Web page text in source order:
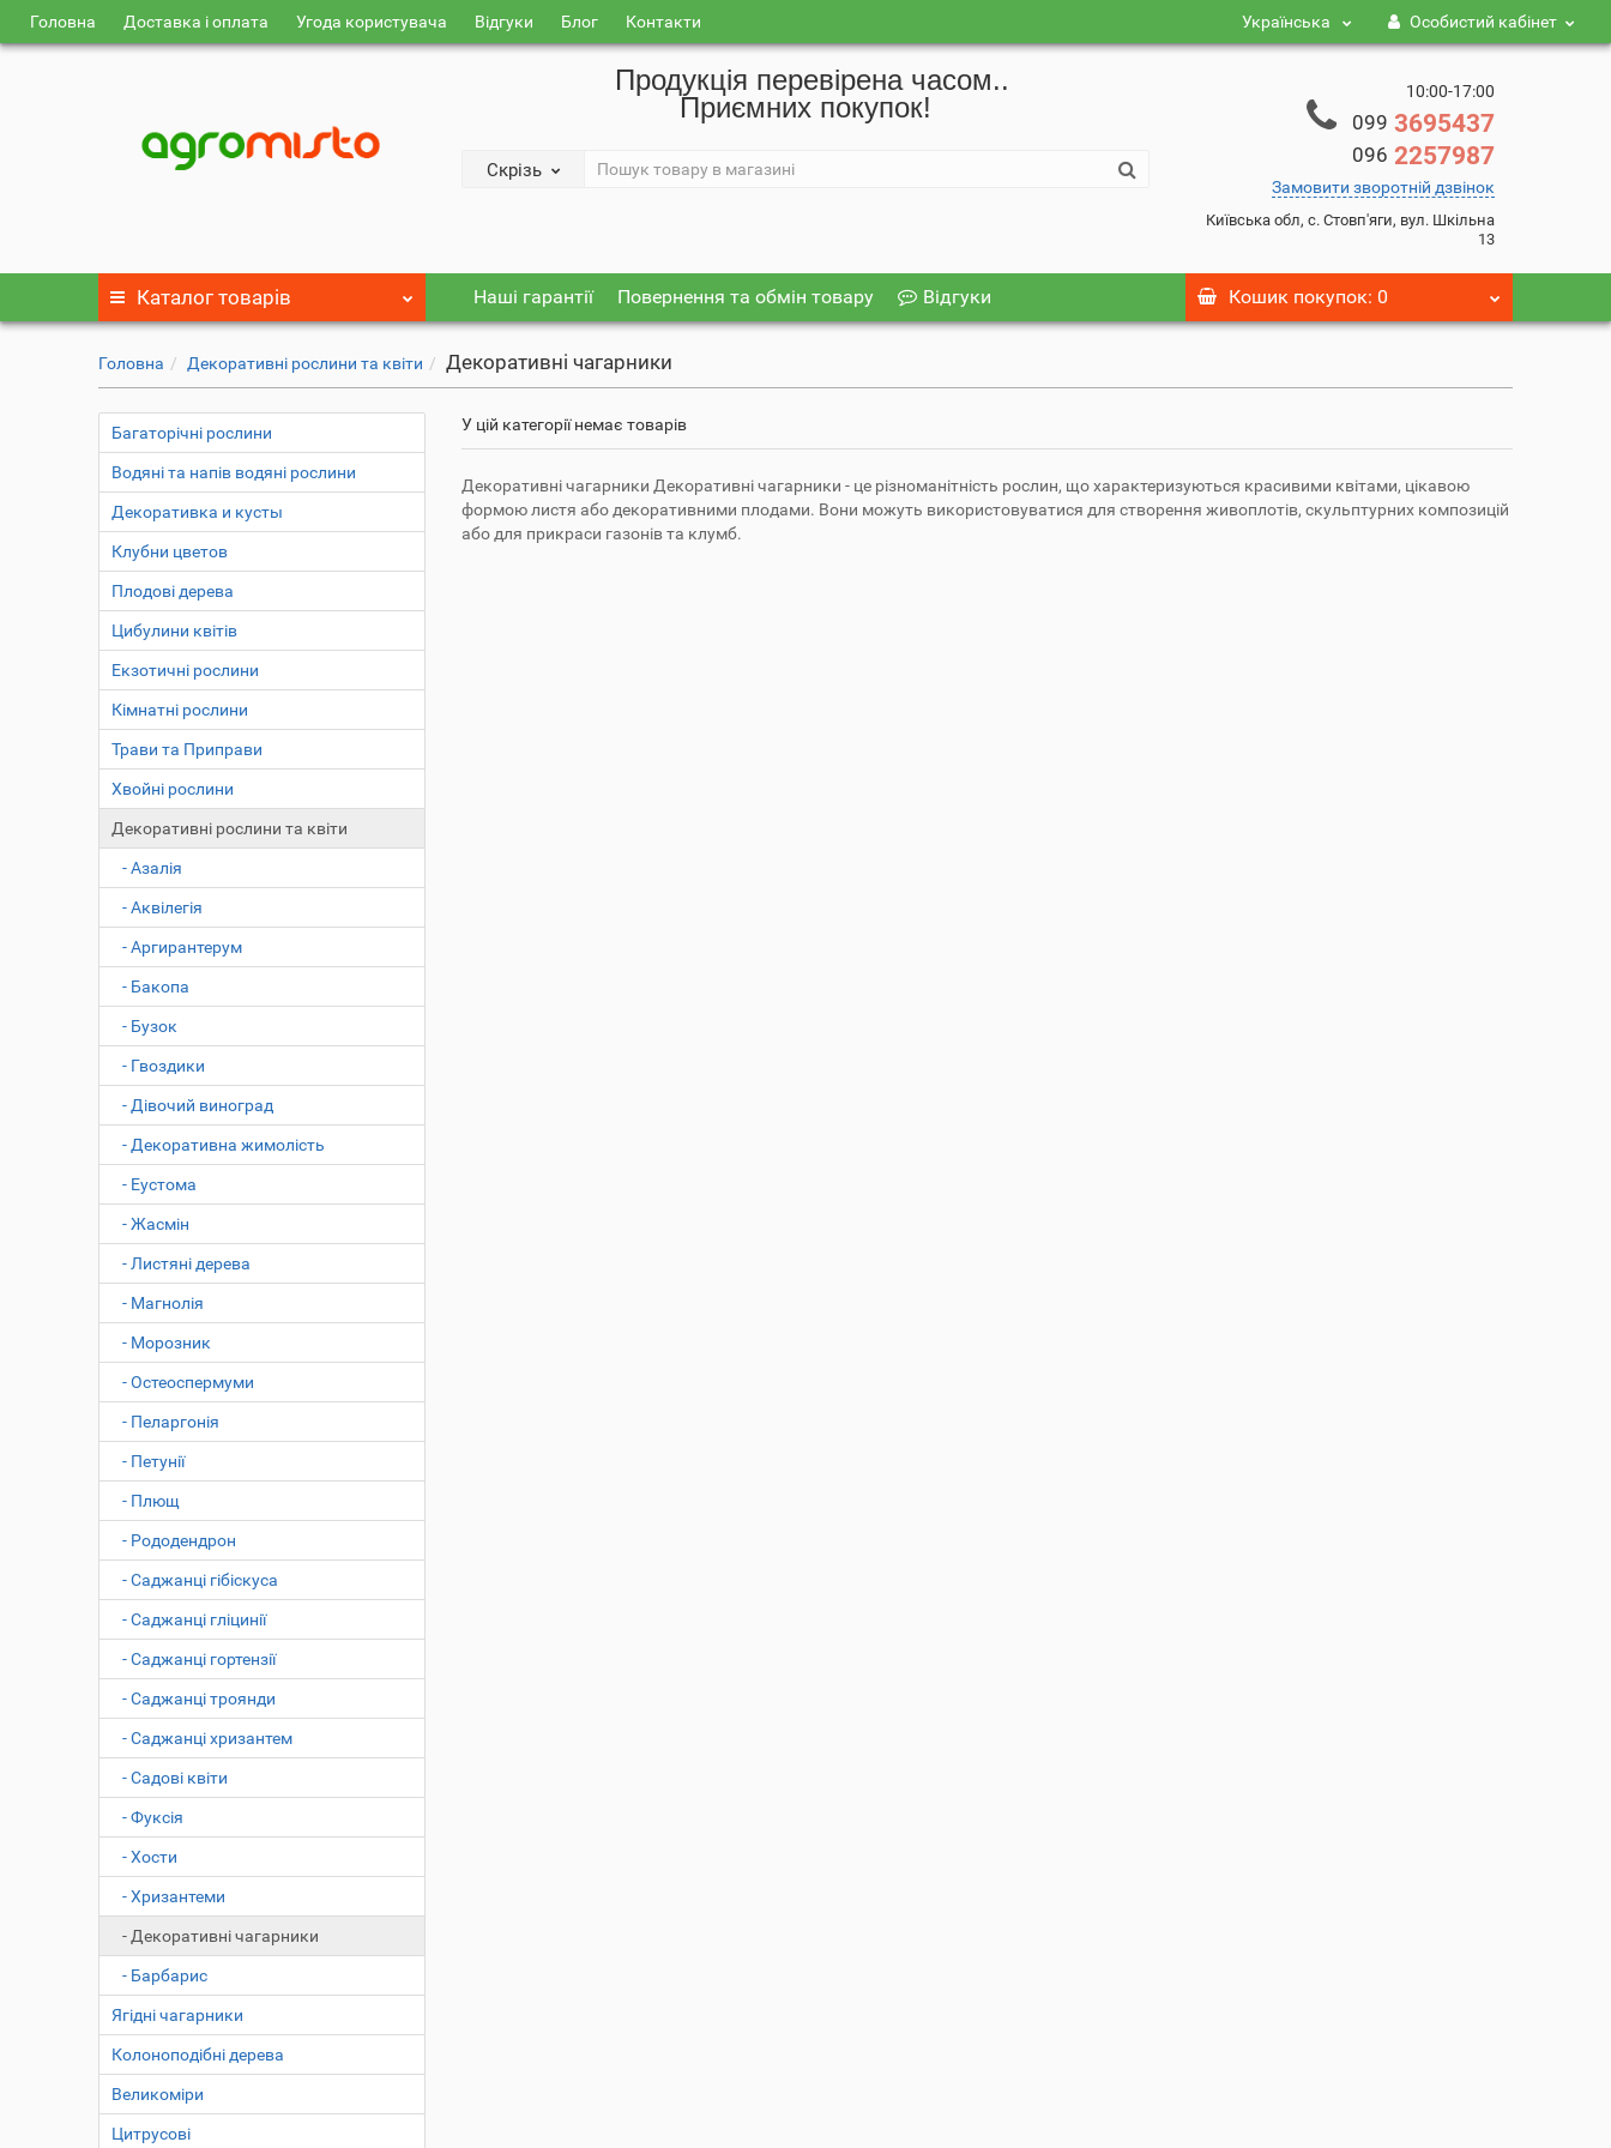
Головна Доставка і оплата Угода користувача Відгуки Блог Контакти Українська Особистий кабінет
Продукція перевірена часом..
Приємних покупок!
Скрізь
10:00-17:00
099 3695437
096 2257987
Замовити зворотній дзвінок
Київська обл, с. Стовп'яги, вул. Шкільна
13
Каталог товарів Наші гарантії Повернення та обмін товару Відгуки Кошик покупок: 0
Головна Декоративні рослини та квіти Декоративні чагарники
Багаторічні рослини
Водяні та напів водяні рослини
Декоративка и кусты
Клубни цветов
Плодові дерева
Цибулини квітів
Екзотичні рослини
Кімнатні рослини
Трави та Приправи
Хвойні рослини
Декоративні рослини та квіти
- Азалія
- Аквілегія
- Аргирантерум
- Бакопа
- Бузок
- Гвоздики
- Дівочий виноград
- Декоративна жимолість
- Еустома
- Жасмін
- Листяні дерева
- Магнолія
- Морозник
- Остеоспермуми
- Пеларгонія
- Петунії
- Плющ
- Рододендрон
- Саджанці гібіскуса
- Саджанці гліцинії
- Саджанці гортензії
- Саджанці троянди
- Саджанці хризантем
- Садові квіти
- Фуксія
- Хости
- Хризантеми
- Декоративні чагарники
- Барбарис
Ягідні чагарники
Колоноподібні дерева
Великоміри
Цитрусові
У цій категорії немає товарів
Декоративні чагарники Декоративні чагарники - це різноманітність рослин, що характеризуються красивими квітами, цікавою
формою листя або декоративними плодами. Вони можуть використовуватися для створення живоплотів, скульптурних композицій
або для прикраси газонів та клумб.